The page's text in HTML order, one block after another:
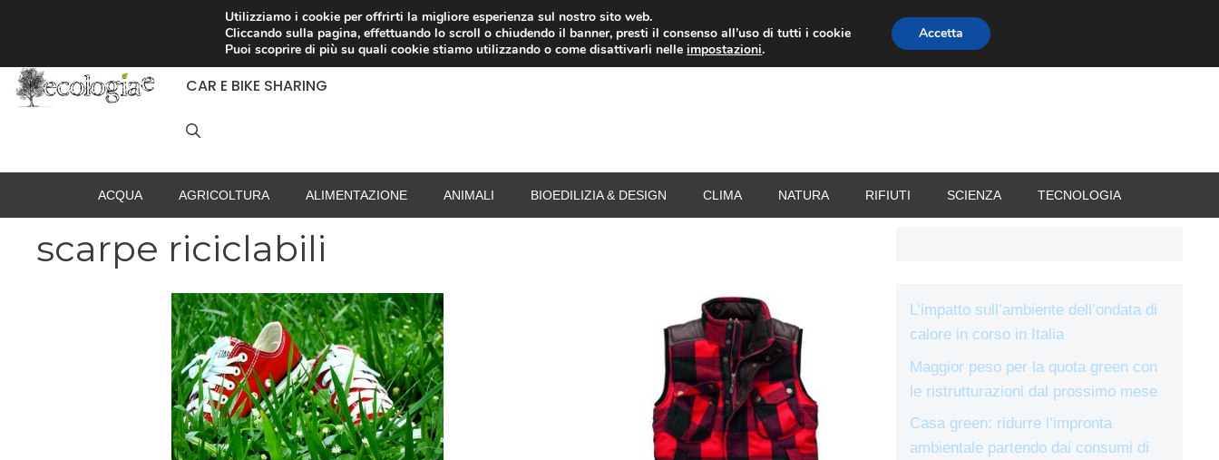
RACCOLTA DIFFERENZIATA RISPARMIO ENERGETICO SPESA TERMOVALORIZZATORI VACANZE
CAR E BIKE SHARING
ACQUA AGRICOLTURA ALIMENTAZIONE ANIMALI BIOEDILIZIA & DESIGN CLIMA NATURA RIFIUTI SCIENZA TECNOLOGIA
scarpe riciclabili
L’impatto sull’ambiente dell’ondata di
calore in corso in Italia
Maggior peso per la quota green con
le ristrutturazioni dal prossimo mese
Casa green: ridurre l’impronta
ambientale partendo dai consumi di
Utilizziamo i cookie per offrirti la migliore esperienza sul nostro sito web.
Cliccando sulla pagina, effettuando lo scroll o chiudendo il banner, presti il consenso all’uso di tutti i cookie
Puoi scoprire di più su quali cookie stiamo utilizzando o come disattivarli nelleimpostazioni.
Accetta